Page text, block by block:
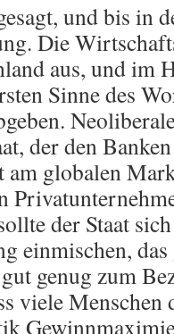
und bis in
Die
aus, und im
Sinne des
der den
globalen
der Staat
einmischen, das
genug zum
viele Menschen